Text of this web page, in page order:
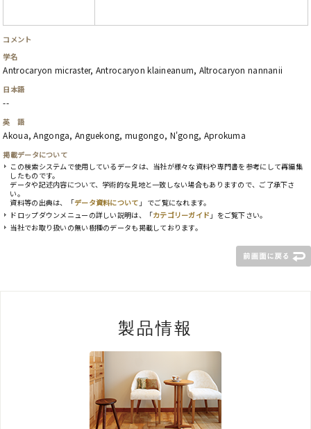
コメント
学名
Antrocaryon micraster, Antrocaryon klaineanum, Altrocaryon nannanii
日本語
--
英 語
Akoua, Angonga, Anguekong, mugongo, N'gong, Aprokuma
掲載データについて
この検索システムで使用しているデータは、当社が様々な資料や専門書を参考にして再編集
したものです。
データや記述内容について、学術的な見地と一致しない場合もありますので、ご了承下さ
い。
資料等の出典は、「データ資料について 」 でご覧になれます。
ドロップダウンメニューの詳しい説明は、「カテゴリーガイド 」をご覧下さい。
当社でお取り扱いの無い樹種のデータも掲載しております。
製品情報